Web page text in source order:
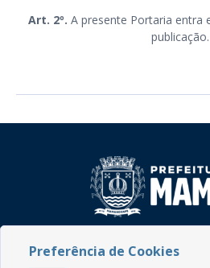
Art. 2º. A presente Portaria entra
publicação.
CEP: 58.280-000 -
Preferência de Cookies